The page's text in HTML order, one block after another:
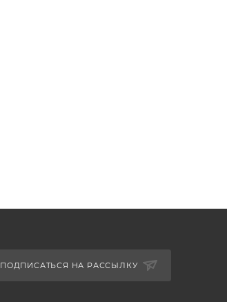
ПОДПИСАТЬСЯ НА РАССЫЛКУ